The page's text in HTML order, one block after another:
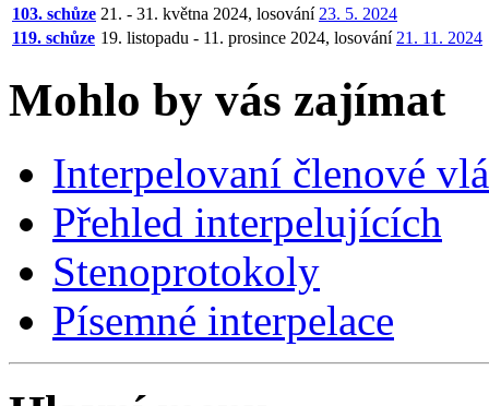
103. schůze 21. - 31. května 2024, losování 23. 5. 2024
119. schůze 19. listopadu - 11. prosince 2024, losování 21. 11. 2024
Mohlo by vás zajímat
Interpelovaní členové
Přehled interpelujících
Stenoprotokoly
Písemné interpelace